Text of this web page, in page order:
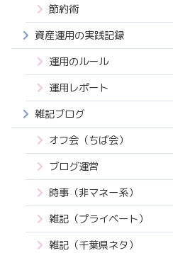
節約術
資産運用の実践記録
運用のルール
運用レポート
雑記ブログ
オフ会（ちば会）
ブログ運営
時事（非マネー系）
雑記（プライベート）
雑記（千葉県ネタ）